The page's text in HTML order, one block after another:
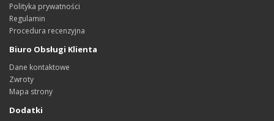
Polityka prywatności
Regulamin
Procedura recenzyjna
Biuro Obsługi Klienta
Dane kontaktowe
Zwroty
Mapa strony
Dodatki